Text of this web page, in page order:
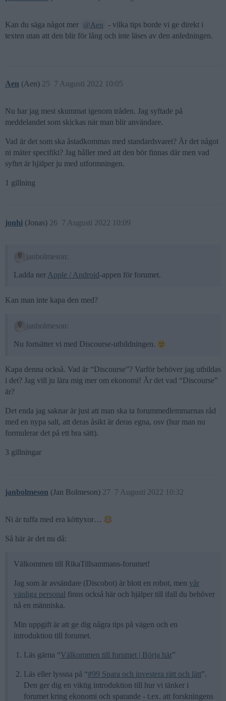
Kan du säga något mer @Aen
- vilka tips borde vi ge direkt i
texten utan att den blir för lång och inte läses av den anledningen.
Aen (Aen) 7 Augusti 2022 10:05
25
Nu har jag mest skummat igenom tråden. Jag syftade på
meddelandet som skickas när man blir användare.
Vad är det som ska åstadkommas med standardsvaret? Är det något
ni mäter specifikt? Jag håller med att den bör finnas där men vad
syftet är hjälper ju med utformningen.
1 gillning
jonhi (Jonas) 7 Augusti 2022 10:09
26
janbolmeson:
Ladda ner Apple / Android-appen för forumet.
Kan man inte kapa den med?
janbolmeson:
Nu fortsätter vi med Discourse-utbildningen.
Kapa denna också. Vad är “Discourse”? Varför behöver jag utbildas
i det? Jag vill ju lära mig mer om ekonomi! Är det vad “Discourse”
är?
Det enda jag saknar är just att man ska ta forummedlemmarnas råd
med en nypa salt, att deras åsikt är deras egna, osv (hur man nu
formulerar det på ett bra sätt).
3 gillningar
janbolmeson (Jan Bolmeson) 7 Augusti 2022 10:32
27
Ni är tuffa med era köttyxor…
Så här är det nu då:
Välkommen till RikaTillsammans-forumet!
Jag som är avsändare (Discobot) är blott en robot, men vår
vänliga personal finns också här och hjälper till ifall du behöver
nå en människa.
Min uppgift är att ge dig några tips på vägen och en
introduktion till forumet.
Läs gärna “Välkommen till forumet | Börja här”
Läs eller lyssna på “#99 Spara och investera rätt och lätt”.
Den ger dig en viktig introduktion till hur vi tänker i
forumet kring ekonomi och sparande - t.ex. att forskningens